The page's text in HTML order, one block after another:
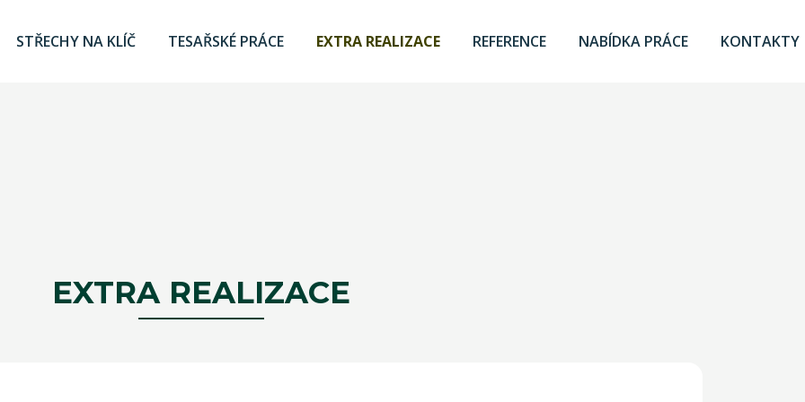
STŘECHY NA KLÍČ TESAŘSKÉ PRÁCE EXTRA REALIZACE REFERENCE NABÍDKA PRÁCE KONTAKTY
EXTRA REALIZACE